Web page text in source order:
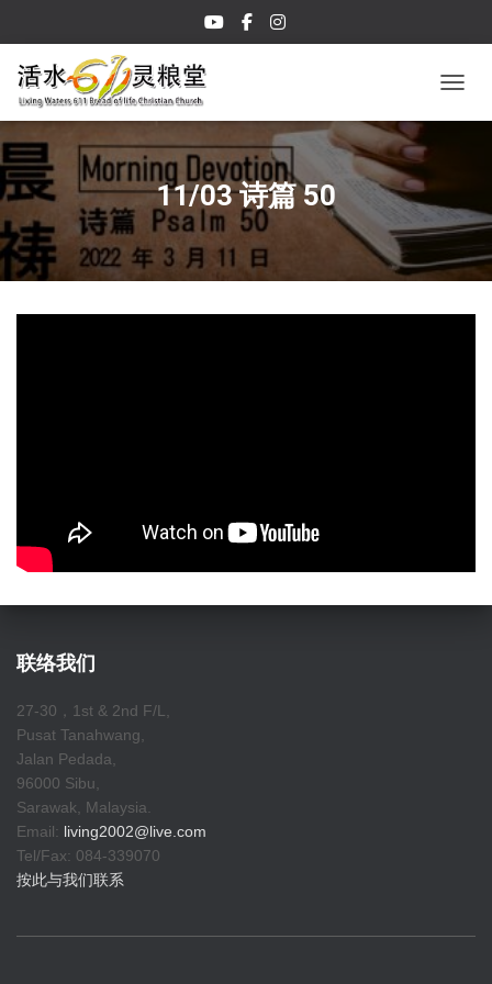
11/03 诗篇 50
联络我们
27-30，1st & 2nd F/L,
Pusat Tanahwang,
Jalan Pedada,
96000 Sibu,
Sarawak, Malaysia.
Email: living2002@live.com
Tel/Fax: 084-339070
按此与我们联系